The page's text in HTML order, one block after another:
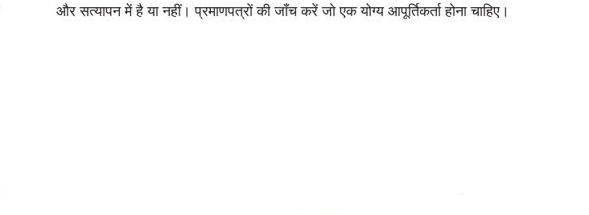
और सत्यापन में है या नहीं। प्रमाणपत्रों की जाँच करें जो एक योग्य आपूर्तिकर्ता होना चाहिए।